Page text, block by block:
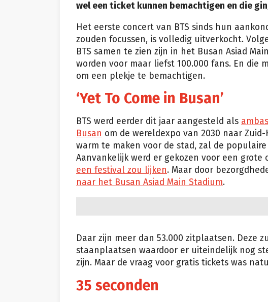
wel een ticket kunnen bemachtigen en die
Het eerste concert van BTS sinds hun
zouden focussen, is volledig uitverkocht.
BTS samen te zien zijn in het Busan Asiad
worden voor maar liefst 100.000 fans. En die
om een plekje te bemachtigen.
‘Yet To Come in Busan’
BTS werd eerder dit jaar aangesteld als
Busan om de wereldexpo van 2030 naar
warm te maken voor de stad, zal de
Aanvankelijk werd er gekozen voor een
een festival zou lijken. Maar door
naar het Busan Asiad Main Stadium.
Daar zijn meer dan 53.000 zitplaatsen. Deze
staanplaatsen waardoor er uiteindelijk nog
zijn. Maar de vraag voor gratis tickets was
35 seconden